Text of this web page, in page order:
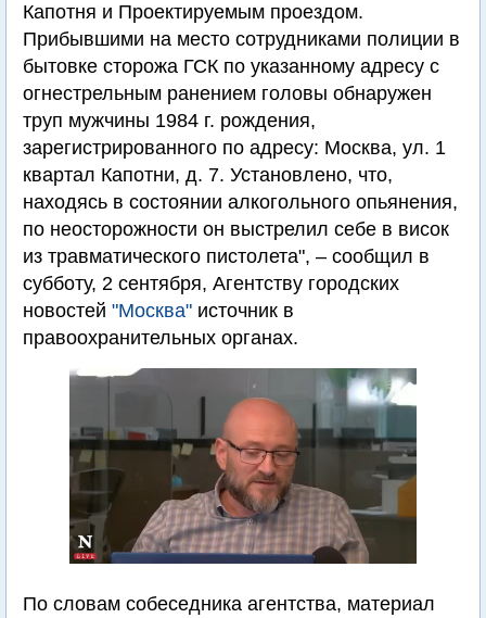
Капотня и Проектируемым проездом.
Прибывшими на место сотрудниками полиции в
бытовке сторожа ГСК по указанному адресу с
огнестрельным ранением головы обнаружен
труп мужчины 1984 г. рождения,
зарегистрированного по адресу: Москва, ул. 1
квартал Капотни, д. 7. Установлено, что,
находясь в состоянии алкогольного опьянения,
по неосторожности он выстрелил себе в висок
из травматического пистолета", – сообщил в
субботу, 2 сентября, Агентству городских
новостей "Москва" источник в
правоохранительных органах.
По словам собеседника агентства, материал